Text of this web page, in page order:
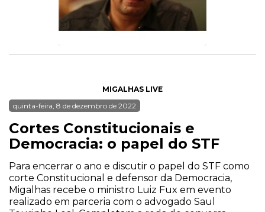
MIGALHAS LIVE
quinta-feira, 8 de dezembro de 2022
Cortes Constitucionais e
Democracia: o papel do STF
Para encerrar o ano e discutir o papel do STF como
corte Constitucional e defensor da Democracia,
Migalhas recebe o ministro Luiz Fux em evento
realizado em parceria com o advogado Saul